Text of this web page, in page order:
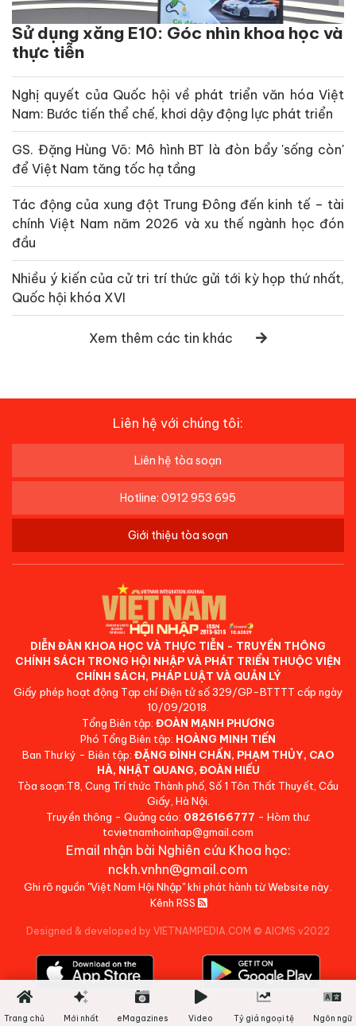
Sử dụng xăng E10: Góc nhìn khoa học và
thực tiễn
Nghị quyết của Quốc hội về phát triển văn hóa Việt
Nam: Bước tiến thể chế, khơi dậy động lực phát triển
GS. Đặng Hùng Võ: Mô hình BT là đòn bẩy 'sống còn'
để Việt Nam tăng tốc hạ tầng
Tác động của xung đột Trung Đông đến kinh tế – tài
chính Việt Nam năm 2026 và xu thế ngành học đón
đầu
Nhiều ý kiến của cử tri trí thức gửi tới kỳ họp thứ nhất,
Quốc hội khóa XVI
Xem thêm các tin khác
Liên hệ với chúng tôi:
Liên hệ tòa soạn
Hotline: 0912 953 695
Giới thiệu tòa soạn
DIỄN ĐÀN KHOA HỌC VÀ THỰC TIỄN - TRUYỀN THÔNG
CHÍNH SÁCH TRONG HỘI NHẬP VÀ PHÁT TRIỂN THUỘC VIỆN
CHÍNH SÁCH, PHÁP LUẬT VÀ QUẢN LÝ
Giấy phép hoạt động Tạp chí Điện tử số 329/GP-BTTTT cấp ngày
10/09/2018.
Tổng Biên tập: ĐOÀN MẠNH PHƯƠNG
Phó Tổng Biên tập: HOÀNG MINH TIẾN
Ban Thư ký - Biên tập: ĐẶNG ĐÌNH CHẤN, PHẠM THỦY, CAO
HÀ, NHẬT QUANG, ĐOÀN HIẾU
Tòa soạn:T8, Cung Trí thức Thành phố, Số 1 Tôn Thất Thuyết, Cầu
Giấy, Hà Nội.
Truyền thông - Quảng cáo: 0826166777 - Hòm thư:
tcvietnamhoinhap@gmail.com
Email nhận bài Nghiên cứu Khoa học:
nckh.vnhn@gmail.com
Ghi rõ nguồn "Việt Nam Hội Nhập" khi phát hành từ Website này.
Kênh RSS
Designed & developed by VIETNAMPEDIA.COM © AICMS v2022
Trang chủ Mới nhất eMagazines Video Tỷ giá ngoại tệ Ngôn ngữ